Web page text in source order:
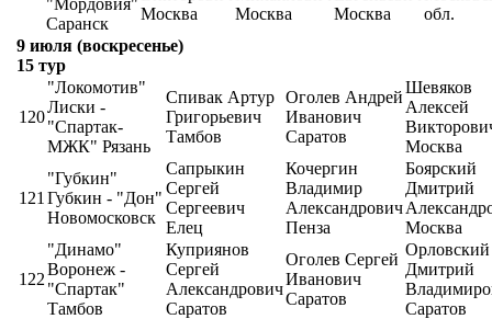
"Мордовия"
Саранск
Москва
Москва
Москва
обл.
9 июля (воскресенье)
15 тур
120
"Локомотив"
Лиски -
"Спартак-
МЖК" Рязань
Спивак Артур
Григорьевич
Тамбов
Оголев Андрей
Иванович
Саратов
Шевяков
Алексей
Москва
121
"Губкин"
Губкин - "Дон"
Новомосковск
Сапрыкин
Сергей
Сергеевич
Елец
Кочергин
Владимир
Александрович
Пенза
Боярский
Дмитрий
Москва
122
"Динамо"
Воронеж -
"Спартак"
Тамбов
Куприянов
Сергей
Александрович
Саратов
Оголев Сергей
Иванович
Саратов
Орловский
Дмитрий
Саратов